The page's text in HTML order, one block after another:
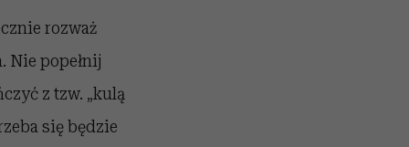
rozważ
Nie popełnij
z tzw. „kulą
się będzie